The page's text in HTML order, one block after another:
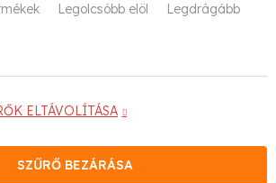
Legolcsóbb elöl Legdrágább
ELTÁVOLÍTÁSA
SZŰRŐ BEZÁRÁSA